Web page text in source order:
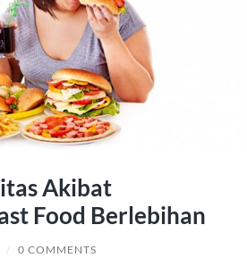
Akibat
Food Berlebihan
/ 0 COMMENTS